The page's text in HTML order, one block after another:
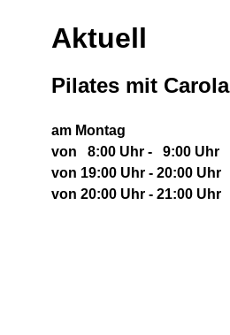
Aktuell
Pilates mit Carola
am Montag
von 8:00 Uhr - 9:00 Uhr
von 19:00 Uhr - 20:00 Uhr
von 20:00 Uhr - 21:00 Uhr